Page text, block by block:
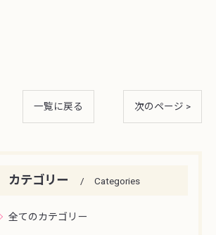
一覧に戻る 次のページ >
カテゴリー Categories
全てのカテゴリー